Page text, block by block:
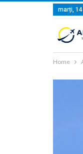
marți,
Home